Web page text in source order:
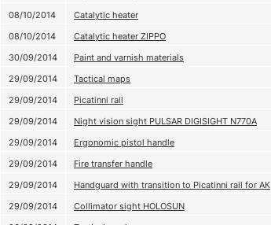
08/10/2014
Catalytic heater
08/10/2014
Catalytic heater ZIPPO
30/09/2014
Paint and varnish materials
29/09/2014
Tactical maps
29/09/2014
Picatinni rail
29/09/2014
Night vision sight PULSAR DIGISIGHT N770A
29/09/2014
Ergonomic pistol handle
29/09/2014
Fire transfer handle
29/09/2014
Handguard with transition to Picatinni rail for АК
29/09/2014
Collimator sight HOLOSUN